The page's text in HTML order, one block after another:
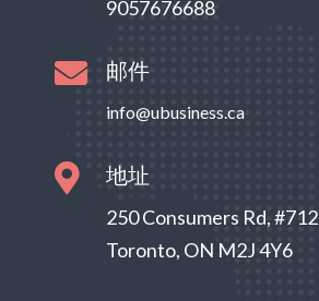
9057676688
 邮件
info@ubusiness.ca
 地址
250 Consumers Rd, #712
Toronto, ON M2J 4Y6